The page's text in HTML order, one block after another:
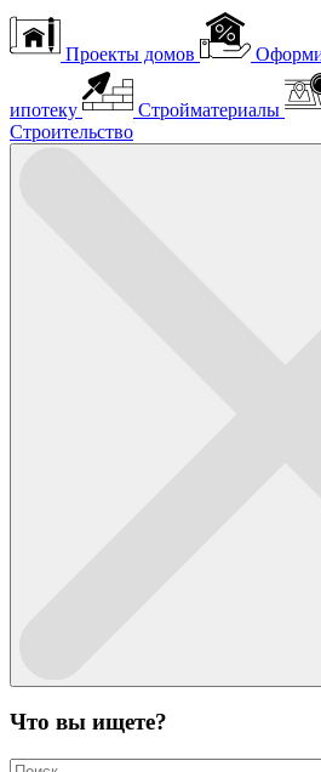
Проекты домов
ипотеку Стройматериалы
Строительство
Что вы ищете?